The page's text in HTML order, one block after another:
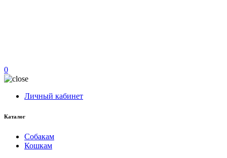
0
Личный кабинет
Каталог
Собакам
Кошкам